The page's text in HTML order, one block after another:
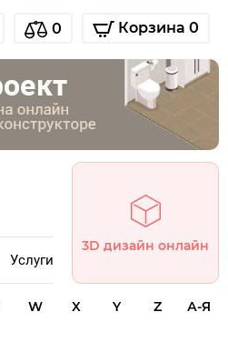
0 Корзина 0
Услуги
3D дизайн онлайн
W X Y Z А-Я